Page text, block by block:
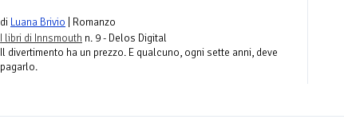
di Luana Brivio | Romanzo
I libri di Innsmouth n. 9 - Delos Digital
Il divertimento ha un prezzo. E qualcuno, ogni sette anni, deve
pagarlo.